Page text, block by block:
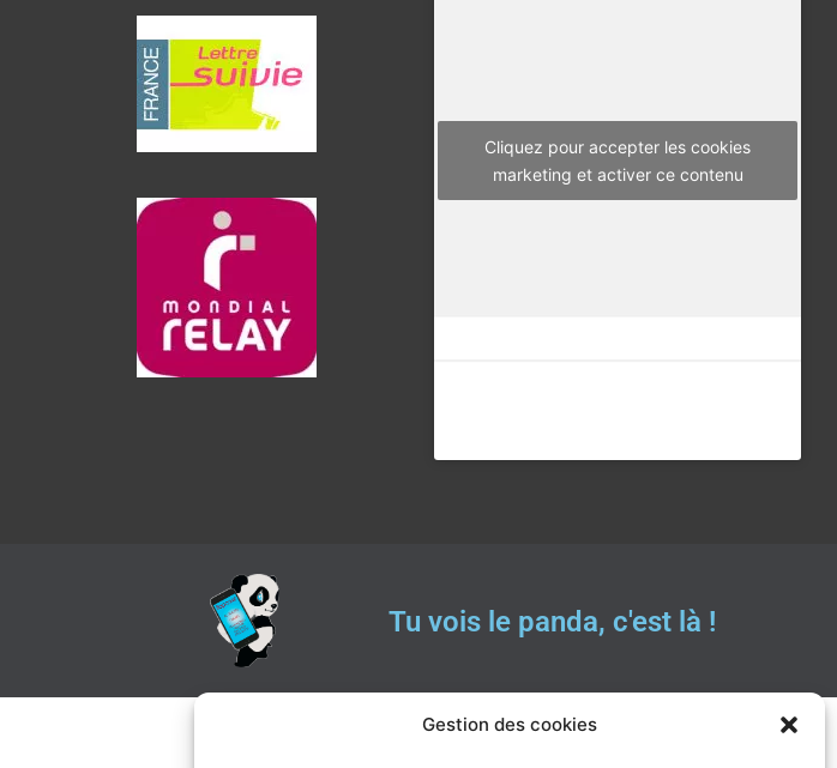
Gestion des cookies
m
Cliquez pour accepter les cookies
marketing et activer ce contenu
Tu vois le panda, c'est là !